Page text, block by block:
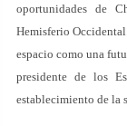
oportunidades de
Hemisferio
espacio como una
presidente de los
establecimiento de la